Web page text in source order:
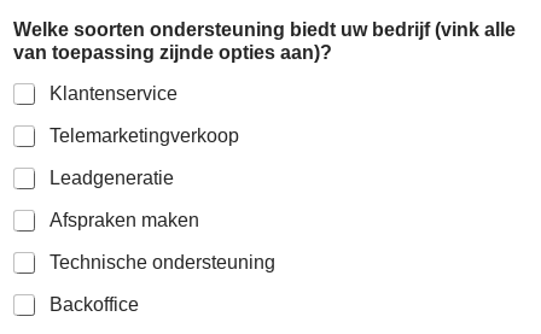
Welke soorten ondersteuning biedt uw bedrijf (vink alle
van toepassing zijnde opties aan)?
Klantenservice
Telemarketingverkoop
Leadgeneratie
Afspraken maken
Technische ondersteuning
Backoffice